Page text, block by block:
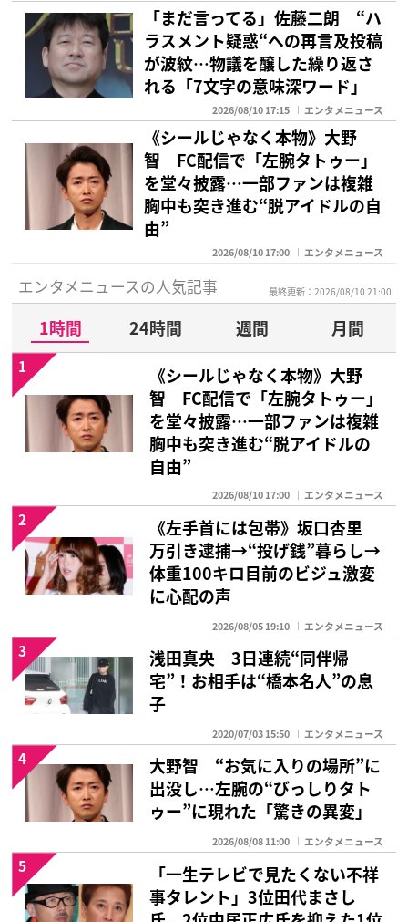
「まだ言ってる」佐藤二朗 “ハ
ラスメント疑惑“への再言及投稿
が波紋…物議を醸した繰り返さ
れる「7文字の意味深ワード」
2026/08/10 17:15 エンタメニュース
《シールじゃなく本物》大野
智 FC配信で「左腕タトゥー」
を堂々披露…一部ファンは複雑
胸中も突き進む“脱アイドルの自
由”
2026/08/10 17:00 エンタメニュース
エンタメニュースの人気記事 最終更新：2026/08/10 21:00
1時間 24時間 週間
月間
《シールじゃなく本物》大野
智 FC配信で「左腕タトゥー」
を堂々披露…一部ファンは複雑
胸中も突き進む“脱アイドルの
自由”
2026/08/10 17:00 エンタメニュース
1
《左手首には包帯》坂口杏里
万引き逮捕→“投げ銭”暮らし→
体重100キロ目前のビジュ激変
に心配の声
2026/08/05 19:10 エンタメニュース
2
浅田真央 3日連続“同伴帰
宅”！お相手は“橋本名人”の息
子
2020/07/03 15:50 エンタメニュース
3
大野智 “お気に入りの場所”に
出没し…左腕の“びっしりタト
ゥー”に現れた「驚きの異変」
2026/08/08 11:00 エンタメニュース
4
「一生テレビで見たくない不祥
事タレント」3位田代まさし
5